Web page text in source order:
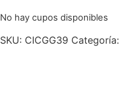
No hay cupos disponibles
SKU: CICGG39 Categoría: